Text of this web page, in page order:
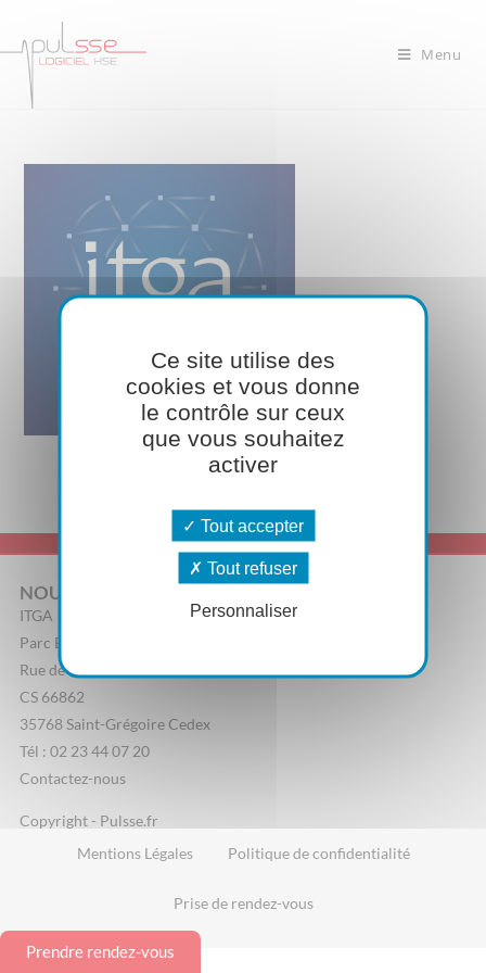
Menu
NOUS CONTACTER
ITGA
Parc Edonia, Bâtiment R
Rue de la Terre Adélie
CS 66862
35768 Saint-Grégoire Cedex
Tél : 02 23 44 07 20
Contactez-nous
Copyright - Pulsse.fr
Mentions Légales
Politique de confidentialité
Prise de rendez-vous
Prendre rendez-vous
Ce site utilise des
cookies et vous donne
le contrôle sur ceux
que vous souhaitez
activer
Tout accepter
Tout refuser
Personnaliser